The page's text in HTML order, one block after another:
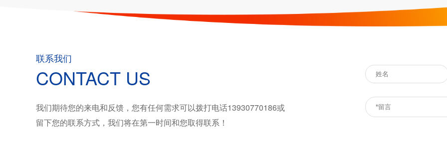
联系我们
CONTACT US
我们期待您的来电和反馈，您有任何需求可以拨打电话13930770186或
留下您的联系方式，我们将在第一时间和您取得联系！